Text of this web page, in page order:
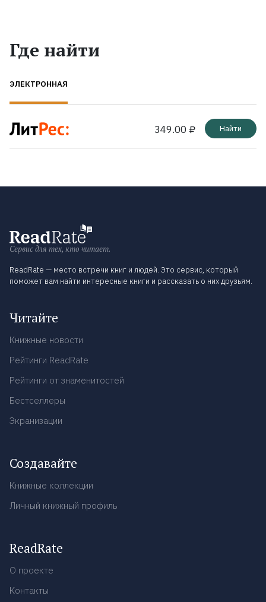
Где найти
ЭЛЕКТРОННАЯ
349.00 ₽ Найти
Сервис для тех, кто читает.
ReadRate — место встречи книг и людей. Это сервис, который
поможет вам найти интересные книги и рассказать о них друзьям.
Читайте
Книжные новости
Рейтинги ReadRate
Рейтинги от знаменитостей
Бестселлеры
Экранизации
Создавайте
Книжные коллекции
Личный книжный профиль
ReadRate
О проекте
Контакты